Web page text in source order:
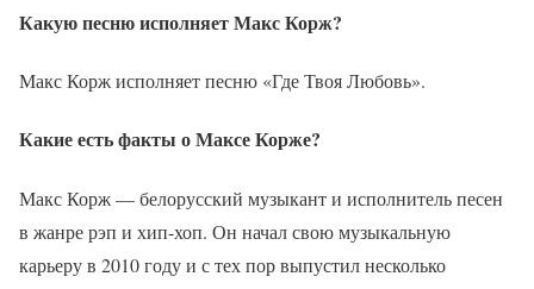
Какую песню исполняет Макс Корж?
Макс Корж исполняет песню «Где Твоя Любовь».
Какие есть факты о Максе Корже?
Макс Корж — белорусский музыкант и исполнитель песен
в жанре рэп и хип-хоп. Он начал свою музыкальную
карьеру в 2010 году и с тех пор выпустил несколько